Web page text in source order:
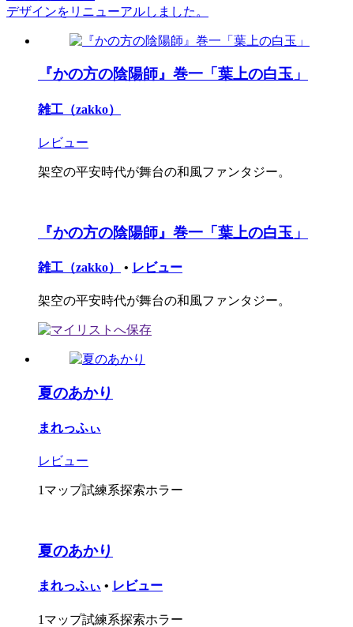
デザインをリニューアルしました。
『かの方の陰陽師』巻一「葉上の白玉」
雑工（zakko）
レビュー
架空の平安時代が舞台の和風ファンタジー。
『かの方の陰陽師』巻一「葉上の白玉」
雑工（zakko） • レビュー
架空の平安時代が舞台の和風ファンタジー。
夏のあかり
まれっふぃ
レビュー
1マップ試練系探索ホラー
夏のあかり
まれっふぃ • レビュー
1マップ試練系探索ホラー